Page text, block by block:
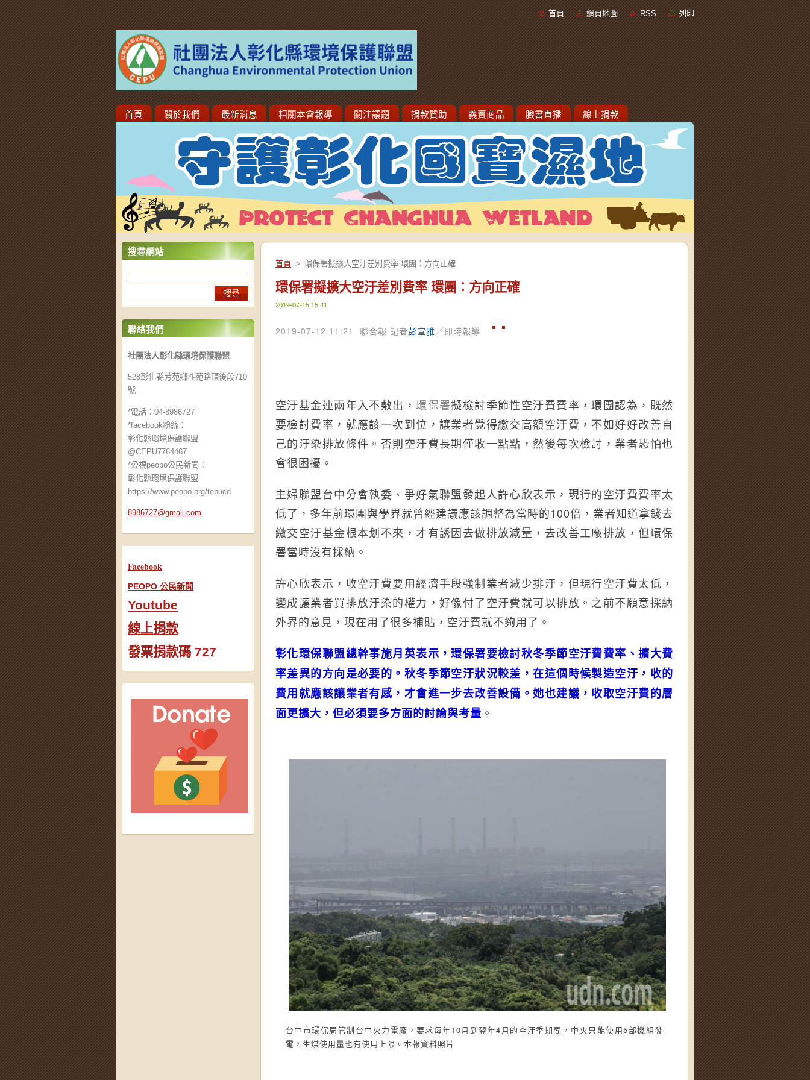
首頁 網頁地圖 RSS 列印
首頁 關於我們 最新消息 相關本會報導 關注議題 捐款贊助 義賣商品 臉書直播 線上捐款
搜尋網站
聯絡我們
社團法人彰化縣環境保護聯盟
528彰化縣芳苑鄉斗苑路頂後段710
號
*電話：04-8986727
*facebook粉絲：
彰化縣環境保護聯盟
@CEPU7764467
*公視peopo公民新聞：
彰化縣環境保護聯盟
https://www.peopo.org/tepucd
8986727@gmail.com
Facebook
PEOPO 公民新聞
Youtube
線上捐款
發票捐款碼 727
首頁 > 環保署擬擴大空汙差別費率 環團：方向正確
環保署擬擴大空汙差別費率 環團：方向正確
2019-07-15 15:41
2019-07-12 11:21 聯合報 記者彭宣雅╱即時報導
空汙基金連兩年入不敷出，環保署擬檢討季節性空汙費費率，環團認為，既然
要檢討費率，就應該一次到位，讓業者覺得繳交高額空汙費，不如好好改善自
己的汙染排放條件。否則空汙費長期僅收一點點，然後每次檢討，業者恐怕也
會很困擾。
主婦聯盟台中分會執委、爭好氣聯盟發起人許心欣表示，現行的空汙費費率太
低了，多年前環團與學界就曾經建議應該調整為當時的100倍，業者知道拿錢去
繳交空汙基金根本划不來，才有誘因去做排放減量，去改善工廠排放，但環保
署當時沒有採納。
許心欣表示，收空汙費要用經濟手段強制業者減少排汙，但現行空汙費太低，
變成讓業者買排放汙染的權力，好像付了空汙費就可以排放。之前不願意採納
外界的意見，現在用了很多補貼，空汙費就不夠用了。
彰化環保聯盟總幹事施月英表示，環保署要檢討秋冬季節空汙費費率、擴大費
率差異的方向是必要的。秋冬季節空汙狀況較差，在這個時候製造空汙，收的
費用就應該讓業者有感，才會進一步去改善設備。她也建議，收取空汙費的層
面更擴大，但必須要多方面的討論與考量 。
台中市環保局管制台中火力電廠，要求每年10月到翌年4月的空汙季期間，中火只能使用5部機組發
電，生煤使用量也有使用上限。本報資料照片